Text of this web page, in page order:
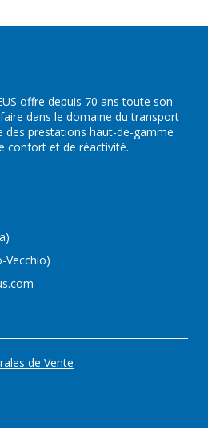
offre depuis 70 ans toute son
dans le domaine du transport
des prestations haut-de-gamme
confort et de réactivité.
Vecchio)
de Vente